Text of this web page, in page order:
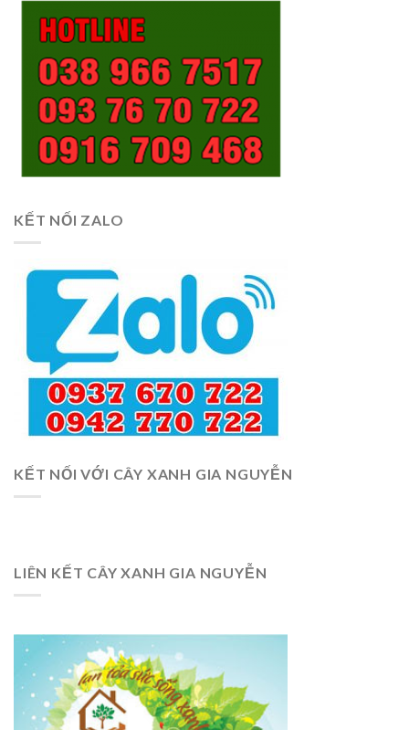
KẾT NỐI ZALO
KẾT NỐI VỚI CÂY XANH GIA NGUYỄN
LIÊN KẾT CÂY XANH GIA NGUYỄN